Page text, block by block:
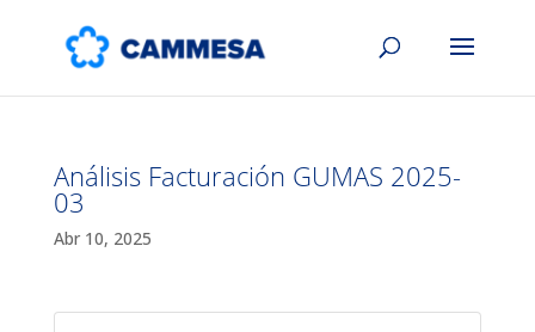
Análisis Facturación GUMAS 2025-
03
Abr 10, 2025